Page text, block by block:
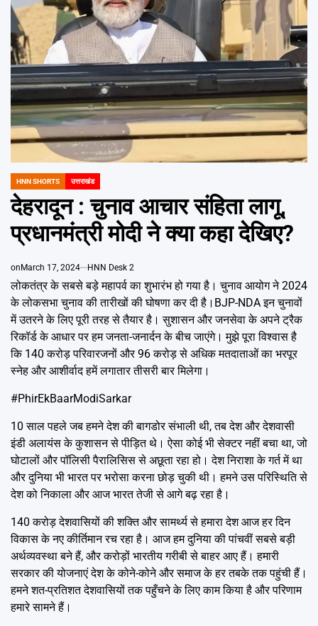
POSTED
IN
HNN SHORTS उत्तराखंड
देहरादून : चुनाव आचार संहिता लागू,
प्रधानमंत्री मोदी ने क्या कहा देखिए?
onMarch 17, 2024 HNN Desk 2
लोकतंत्र के सबसे बड़े महापर्व का शुभारंभ हो गया है। चुनाव आयोग ने 2024
के लोकसभा चुनाव की तारीखों की घोषणा कर दी है।BJP-NDA इन चुनावों
में उतरने के लिए पूरी तरह से तैयार है। सुशासन और जनसेवा के अपने ट्रैक
रिकॉर्ड के आधार पर हम जनता-जनार्दन के बीच जाएंगे। मुझे पूरा विश्वास है
कि 140 करोड़ परिवारजनों और 96 करोड़ से अधिक मतदाताओं का भरपूर
स्नेह और आशीर्वाद हमें लगातार तीसरी बार मिलेगा।
#PhirEkBaarModiSarkar
10 साल पहले जब हमने देश की बागडोर संभाली थी, तब देश और देशवासी
इंडी अलायंस के कुशासन से पीड़ित थे। ऐसा कोई भी सेक्टर नहीं बचा था, जो
घोटालों और पॉलिसी पैरालिसिस से अछूता रहा हो। देश निराशा के गर्त में था
और दुनिया भी भारत पर भरोसा करना छोड़ चुकी थी। हमने उस परिस्थिति से
देश को निकाला और आज भारत तेजी से आगे बढ़ रहा है।
140 करोड़ देशवासियों की शक्ति और सामर्थ्य से हमारा देश आज हर दिन
विकास के नए कीर्तिमान रच रहा है। आज हम दुनिया की पांचवीं सबसे बड़ी
अर्थव्यवस्था बने हैं, और करोड़ों भारतीय गरीबी से बाहर आए हैं। हमारी
सरकार की योजनाएं देश के कोने-कोने और समाज के हर तबके तक पहुंची हैं।
हमने शत-प्रतिशत देशवासियों तक पहुँचने के लिए काम किया है और परिणाम
हमारे सामने हैं।